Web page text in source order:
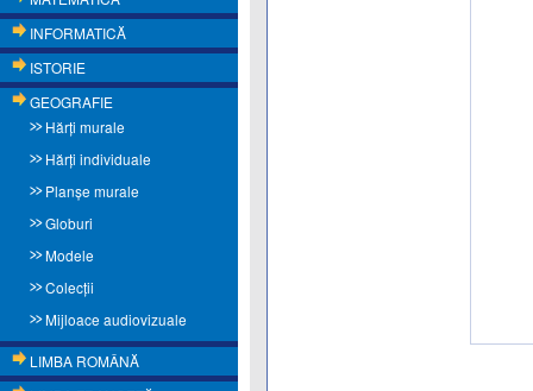
INFORMATICĂ
ISTORIE
GEOGRAFIE
Hărţi murale
Hărţi individuale
Planşe murale
Globuri
Modele
Colecții
Mijloace audiovizuale
LIMBA ROMÂNĂ